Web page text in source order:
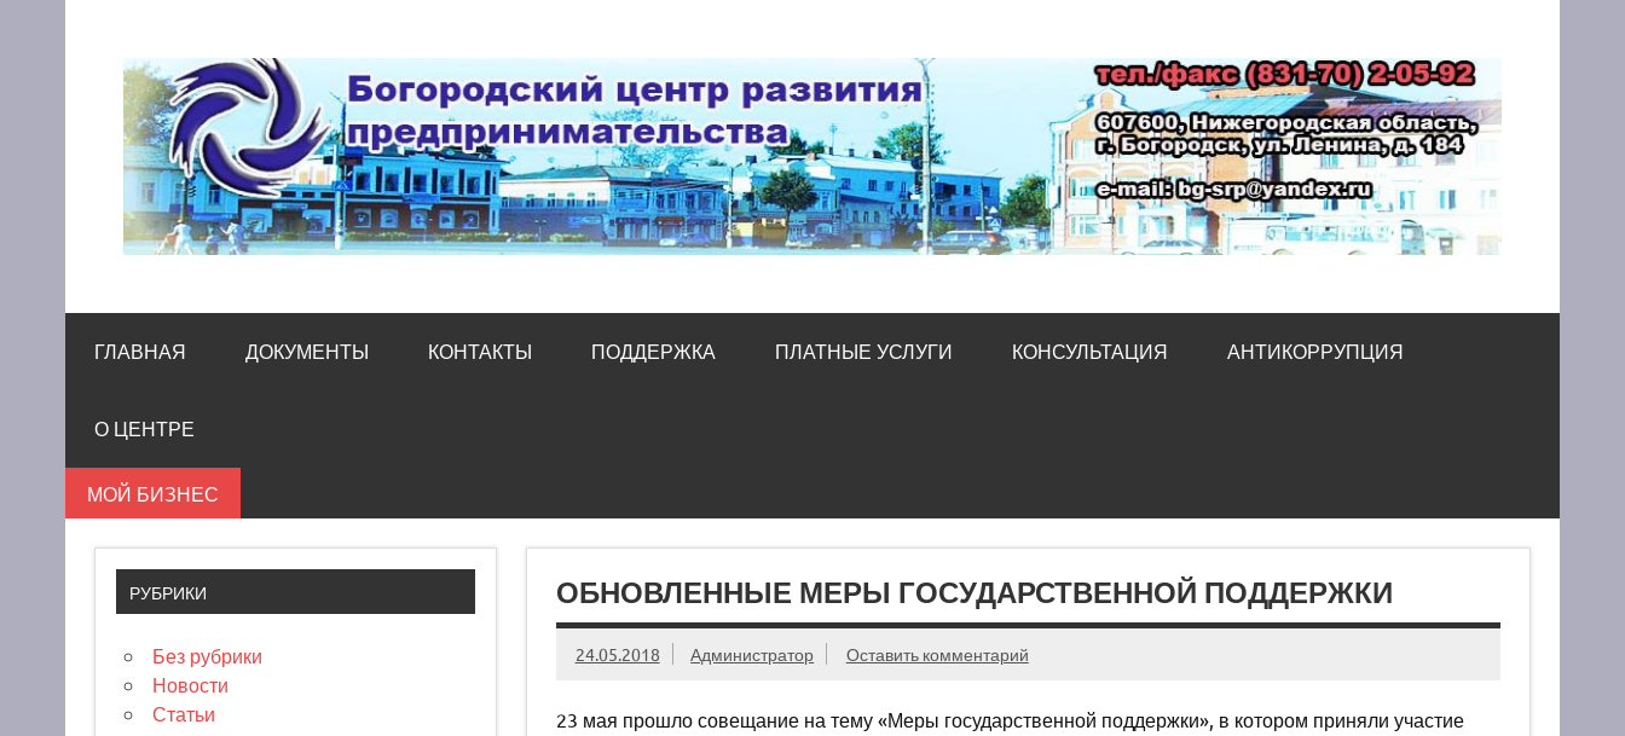
ГЛАВНАЯ ДОКУМЕНТЫ КОНТАКТЫ ПОДДЕРЖКА ПЛАТНЫЕ УСЛУГИ КОНСУЛЬТАЦИЯ АНТИКОРРУПЦИЯ
О ЦЕНТРЕ
МОЙ БИЗНЕС
ОБНОВЛЕННЫЕ МЕРЫ ГОСУДАРСТВЕННОЙ ПОДДЕРЖКИ
24.05.2018 Администратор Оставить комментарий
23 мая прошло совещание на тему «Меры государственной поддержки», в котором приняли участие
РУБРИКИ
Без рубрики
Новости
Статьи